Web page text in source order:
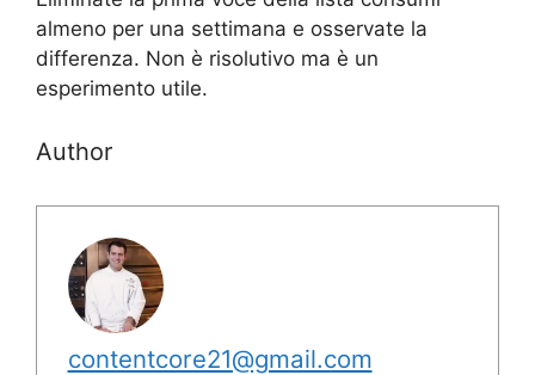
almeno per una settimana e osservate la
differenza. Non è risolutivo ma è un
esperimento utile.
Author
contentcore21@gmail.com